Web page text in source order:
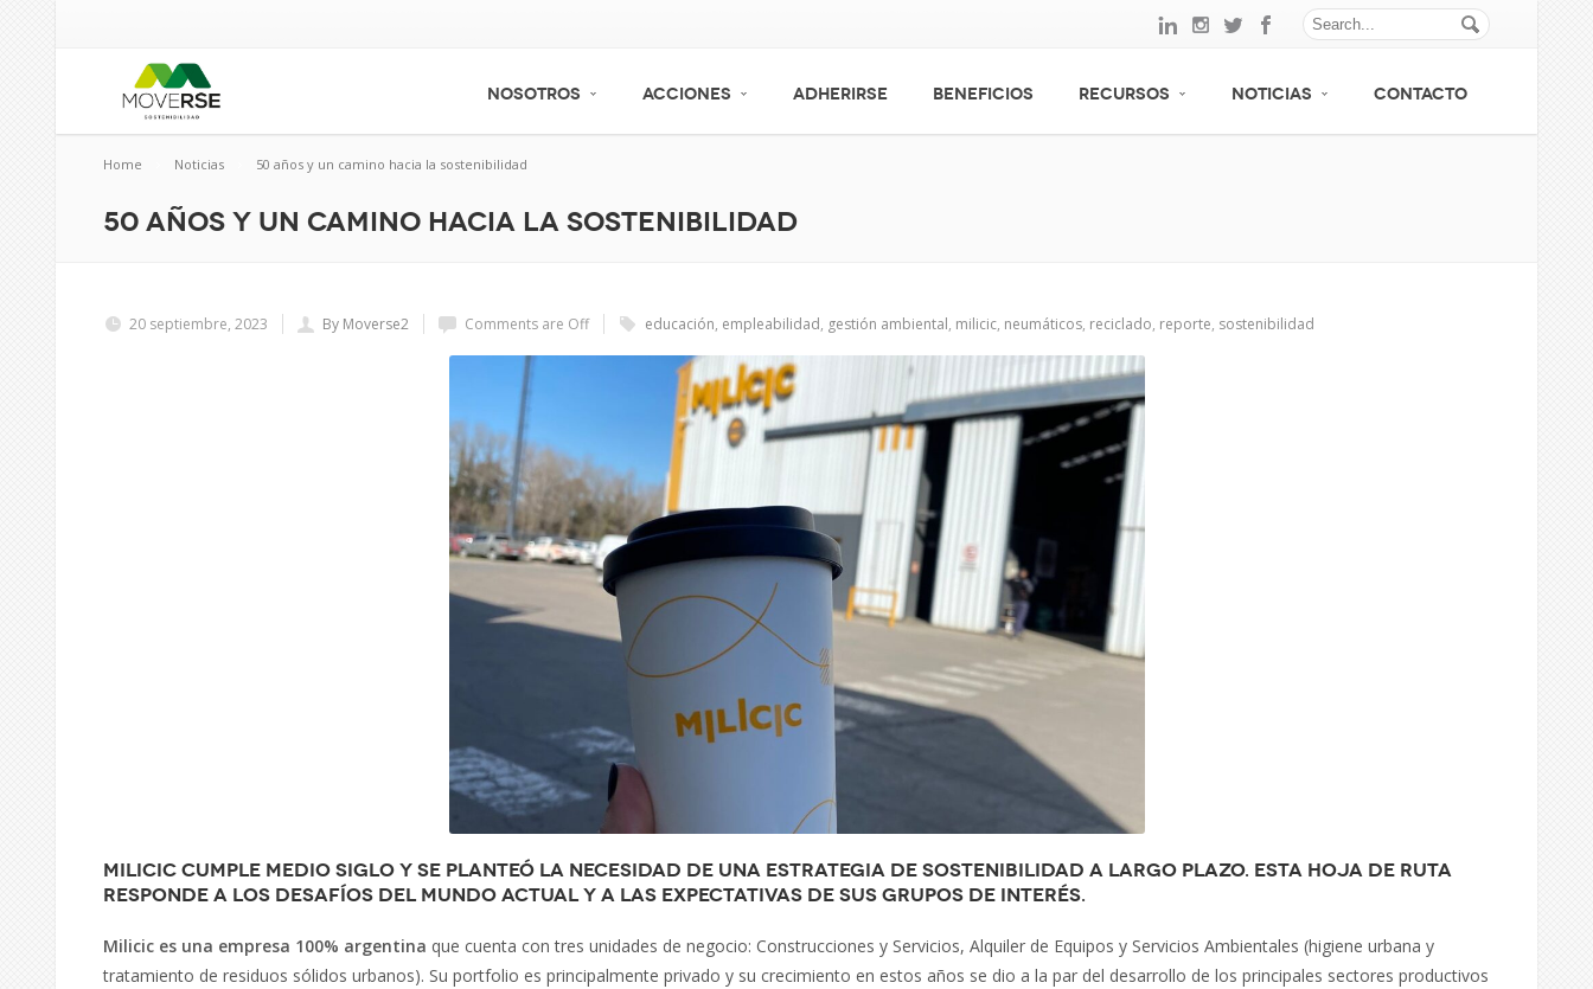
NOSOTROS ACCIONES ADHERIRSE BENEFICIOS RECURSOS NOTICIAS CONTACTO
Home Noticias 50 años y un camino hacia la sostenibilidad
50 años y un camino hacia la sostenibilidad
20 septiembre, 2023 By Moverse2 Comments are Off educación, empleabilidad, gestión ambiental, milicic, neumáticos, reciclado, reporte, sostenibilidad
Milicic cumple medio siglo y se planteó la necesidad de una estrategia de sostenibilidad a largo plazo. Esta hoja de ruta
responde a los desafíos del mundo actual y a las expectativas de sus grupos de interés.
Milicic es una empresa 100% argentina que cuenta con tres unidades de negocio: Construcciones y Servicios, Alquiler de Equipos y Servicios Ambientales (higiene urbana y
tratamiento de residuos sólidos urbanos). Su portfolio es principalmente privado y su crecimiento en estos años se dio a la par del desarrollo de los principales sectores productivos